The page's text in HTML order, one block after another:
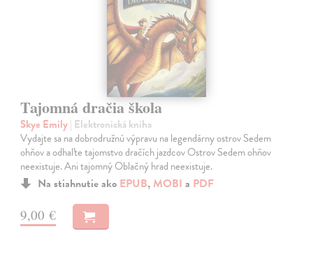
Tajomná dračia škola
Skye Emily| Elektronická kniha
Vydajte sa na dobrodružnú výpravu na legendárny ostrov Sedem
ohňov a odhaľte tajomstvo dračích jazdcov Ostrov Sedem ohňov
neexistuje. Ani tajomný Oblačný hrad neexistuje.
Na stiahnutie ako EPUB, MOBI a PDF
9,00 €